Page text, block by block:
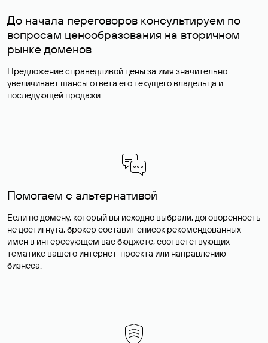
До начала переговоров консультируем по
вопросам ценообразования на вторичном
рынке доменов
Предложение справедливой цены за имя значительно
увеличивает шансы ответа его текущего владельца и
последующей продажи.
Помогаем с альтернативой
Если по домену, который вы исходно выбрали, договоренность
не достигнута, брокер составит список рекомендованных
имен в интересующем вас бюджете, соответствующих
тематике вашего интернет-проекта или направлению
бизнеса.